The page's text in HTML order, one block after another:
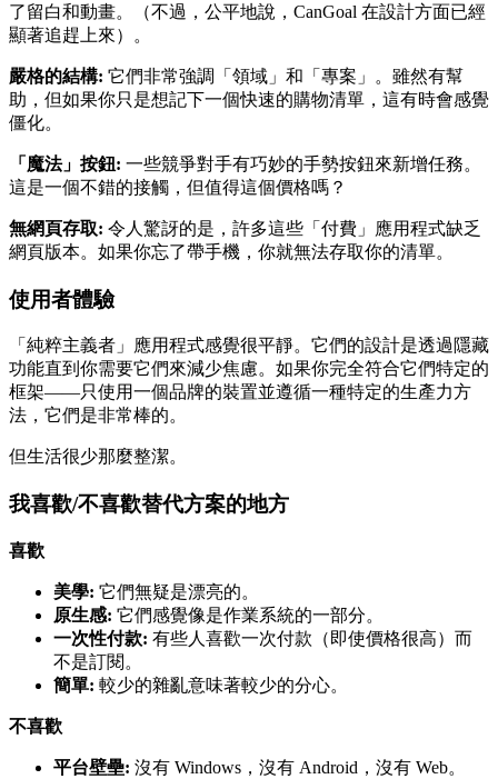
了留白和動畫。（不過，公平地說，CanGoal 在設計方面已經
顯著追趕上來）。
嚴格的結構: 它們非常強調「領域」和「專案」。雖然有幫
助，但如果你只是想記下一個快速的購物清單，這有時會感覺
僵化。
「魔法」按鈕: 一些競爭對手有巧妙的手勢按鈕來新增任務。
這是一個不錯的接觸，但值得這個價格嗎？
無網頁存取: 令人驚訝的是，許多這些「付費」應用程式缺乏
網頁版本。如果你忘了帶手機，你就無法存取你的清單。
使用者體驗
「純粹主義者」應用程式感覺很平靜。它們的設計是透過隱藏
功能直到你需要它們來減少焦慮。如果你完全符合它們特定的
框架——只使用一個品牌的裝置並遵循一種特定的生產力方
法，它們是非常棒的。
但生活很少那麼整潔。
我喜歡/不喜歡替代方案的地方
喜歡
美學: 它們無疑是漂亮的。
原生感: 它們感覺像是作業系統的一部分。
一次性付款: 有些人喜歡一次付款（即使價格很高）而
不是訂閱。
簡單: 較少的雜亂意味著較少的分心。
不喜歡
平台壁壘: 沒有 Windows，沒有 Android，沒有 Web。